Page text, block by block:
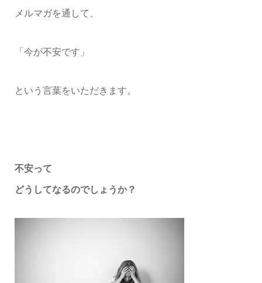
メルマガを通して、
「今が不安です」
という言葉をいただきます。
不安って
どうしてなるのでしょうか？